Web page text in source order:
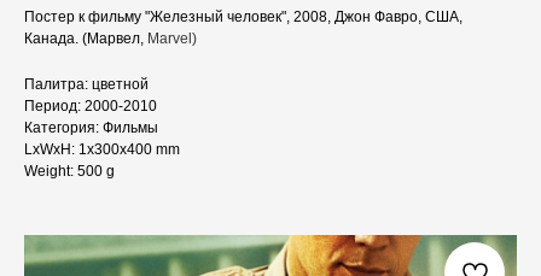
Постер к фильму "Железный человек", 2008, Джон Фавро, США,
Канада. (Марвел, Marvel)
Палитра: цветной
Период: 2000-2010
Категория: Фильмы
LxWxH: 1x300x400 mm
Weight: 500 g